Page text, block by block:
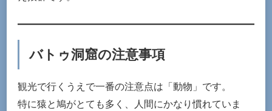
バトゥ洞窟の注意事項
観光で行くうえで一番の注意点は「動物」です。
特に猿と鳩がとても多く、人間にかなり慣れていま